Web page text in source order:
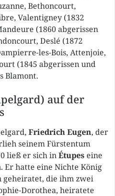
Bethoncourt,
Valentigney (1832
(1860 abgerissen
Deslé (1872
les-Bois, Attenjoie,
(1845 abgerissen und
Blamont.
auf der
Friedrich Eugen, der
seinem Fürstentum
ließ er sich inÉtupes eine
Er hatte eine Nichte König
geheiratet, die ihm zwei
Dorothea, heiratete